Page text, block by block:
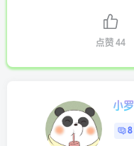
点赞 44
小罗
8